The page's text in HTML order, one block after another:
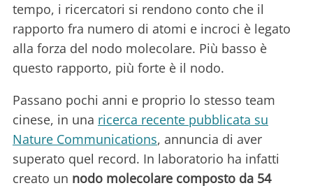
tempo, i ricercatori si rendono conto che il
rapporto fra numero di atomi e incroci è legato
alla forza del nodo molecolare. Più basso è
questo rapporto, più forte è il nodo.
Passano pochi anni e proprio lo stesso team
cinese, in una ricerca recente pubblicata su
Nature Communications, annuncia di aver
superato quel record. In laboratorio ha infatti
creato un nodo molecolare composto da 54